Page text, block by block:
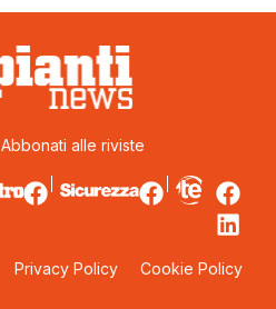
Abbonati alle riviste
Privacy Policy Cookie Policy